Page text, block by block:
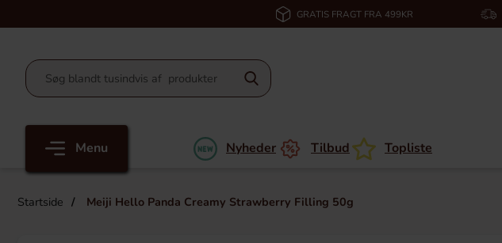
GRATIS FRAGT FRA 499KR
Menu Nyheder Tilbud Topliste
Startside Meiji Hello Panda Creamy Strawberry Filling 50g